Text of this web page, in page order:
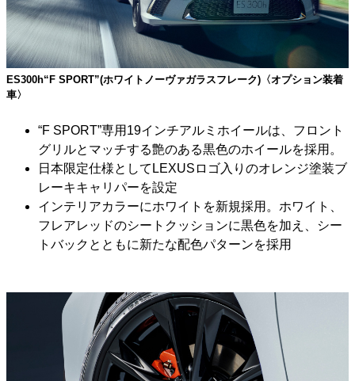
ES300h“F SPORT”(ホワイトノーヴァガラスフレーク)〈オプション装着
車〉
“F SPORT”専用19インチアルミホイールは、フロント
グリルとマッチする艶のある黒色のホイールを採用。
日本限定仕様としてLEXUSロゴ入りのオレンジ塗装ブ
レーキキャリパーを設定
インテリアカラーにホワイトを新規採用。ホワイト、
フレアレッドのシートクッションに黒色を加え、シー
トバックとともに新たな配色パターンを採用